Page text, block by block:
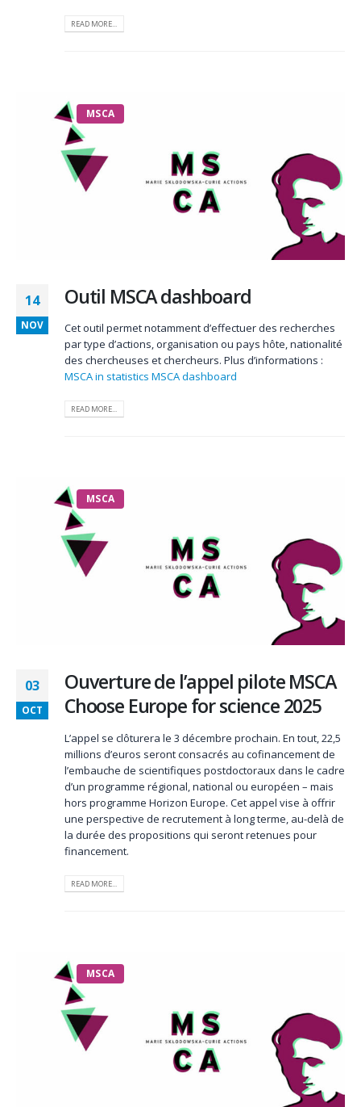
READ MORE...
14
NOV
Outil MSCA dashboard
Cet outil permet notamment d’effectuer des recherches
par type d’actions, organisation ou pays hôte, nationalité
des chercheuses et chercheurs. Plus d’informations :
MSCA in statistics MSCA dashboard
MSCA
READ MORE...
03
OCT
Ouverture de l’appel pilote MSCA
Choose Europe for science 2025
L’appel se clôturera le 3 décembre prochain. En tout, 22,5
millions d’euros seront consacrés au cofinancement de
l’embauche de scientifiques postdoctoraux dans le cadre
d’un programme régional, national ou européen – mais
hors programme Horizon Europe. Cet appel vise à offrir
une perspective de recrutement à long terme, au-delà de
la durée des propositions qui seront retenues pour
financement.
MSCA
READ MORE...
MSCA